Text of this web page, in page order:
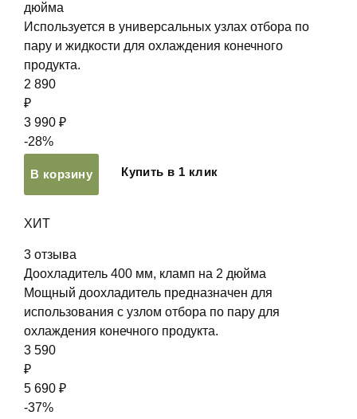
дюйма
Используется в универсальных узлах отбора по
пару и жидкости для охлаждения конечного
продукта.
2 890
₽
3 990 ₽
-28%
В корзину Купить в 1 клик
ХИТ
3 отзыва
Доохладитель 400 мм, кламп на 2 дюйма
Мощный доохладитель предназначен для
использования с узлом отбора по пару для
охлаждения конечного продукта.
3 590
₽
5 690 ₽
-37%